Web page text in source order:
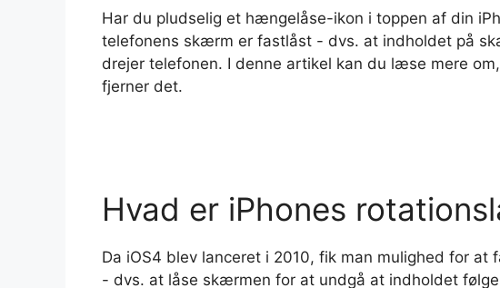
Har du pludselig et hængelåse-ikon i toppen af din
telefonens skærm er fastlåst - dvs. at indholdet på
drejer telefonen. I denne artikel kan du læse mere
fjerner det.
Hvad er iPhones
Da iOS4 blev lanceret i 2010, fik man mulighed for
- dvs. at låse skærmen for at undgå at indholdet